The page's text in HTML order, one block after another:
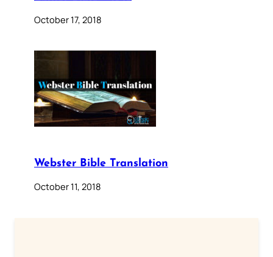
October 17, 2018
Webster Bible Translation
October 11, 2018